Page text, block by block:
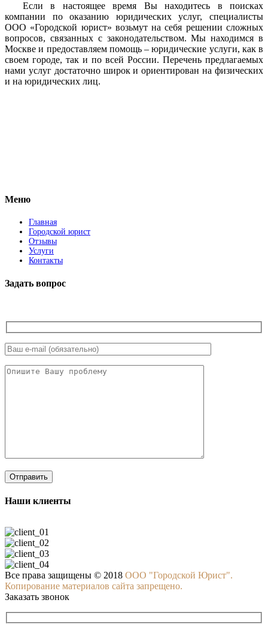
Если в настоящее время Вы находитесь в поисках
компании по оказанию юридических услуг, специалисты
ООО «Городской юрист» возьмут на себя решении сложных
вопросов, связанных с законодательством. Мы находимся в
Москве и предоставляем помощь – юридические услуги, как в
своем городе, так и по всей России. Перечень предлагаемых
нами услуг достаточно широк и ориентирован на физических
и на юридических лиц.
Меню
Главная
Городской юрист
Отзывы
Услуги
Контакты
Задать вопрос
Наши клиенты
Все права защищены © 2018 ООО "Городской Юрист".
Копирование материалов сайта запрещено.
Заказать звонок